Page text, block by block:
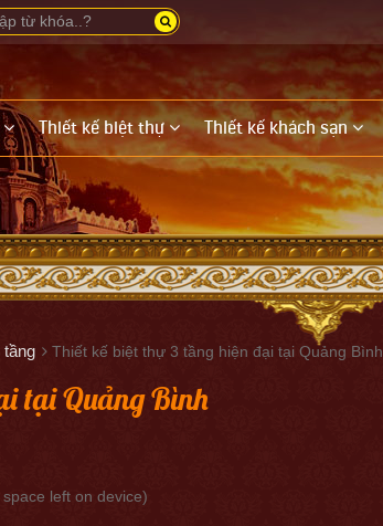
Thiết kế biệt thự Thiết kế khách sạn
tầng Thiết kế biệt thự 3 tầng hiện đại tại Quảng Bình
tại Quảng Bình
left on device)